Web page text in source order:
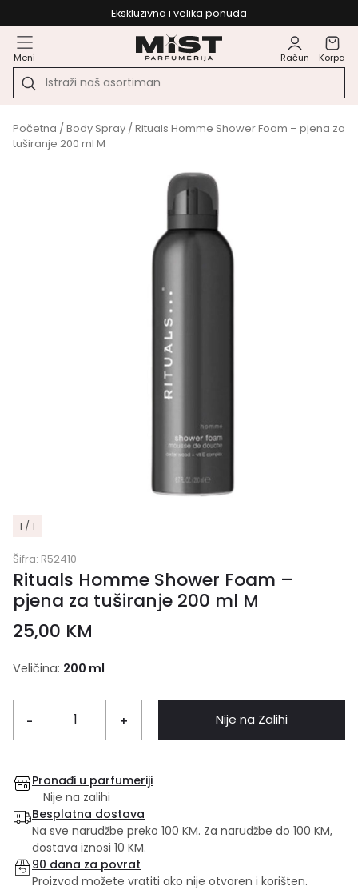
Ekskluzivna i velika ponuda
Meni Račun Korpa
Početna /Body Spray / Rituals Homme Shower Foam – pjena za
tuširanje 200 ml M
1 / 1
Šifra: R52410
Rituals Homme Shower Foam –
pjena za tuširanje 200 ml M
25,00 KM
Veličina: 200 ml
- + Nije na Zalihi
Pronađi u parfumeriji
Nije na zalihi
Besplatna dostava
Na sve narudžbe preko 100 KM. Za narudžbe do 100 KM,
dostava iznosi 10 KM.
90 dana za povrat
Proizvod možete vratiti ako nije otvoren i korišten.